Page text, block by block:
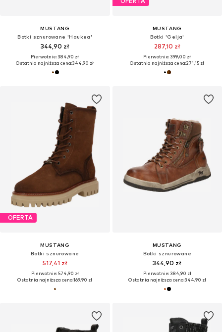
MUSTANG
Botki sznurowane 'Haukea'
344,90 zł
Pierwotnie: 384,90 zł
Ostatnia najniższa cena:344,90 zł
MUSTANG
Botki 'Gelja'
287,10 zł
Pierwotnie: 399,00 zł
Ostatnia najniższa cena:271,15 zł
OFERTA
MUSTANG
Botki sznurowane
517,41 zł
Pierwotnie: 574,90 zł
Ostatnia najniższa cena:169,90 zł
MUSTANG
Botki sznurowane
344,90 zł
Pierwotnie: 384,90 zł
Ostatnia najniższa cena:344,90 zł